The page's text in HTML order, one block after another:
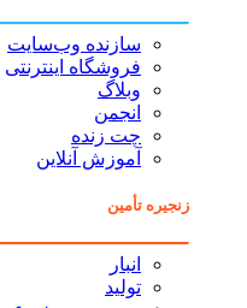
سازنده وب‌سایت
فروشگاه اینترنتی
وبلاگ
انجمن
چت زنده
آموزش آنلاین
زنجیره تأمین
انبار
تولید